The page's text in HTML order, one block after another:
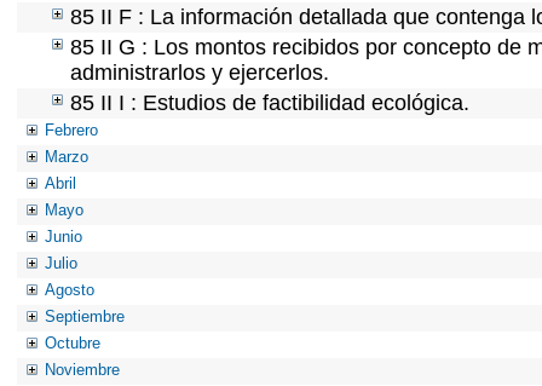
85 II F : La información detallada que contenga
85 II G : Los montos recibidos por concepto de
administrarlos y ejercerlos.
85 II I : Estudios de factibilidad ecológica.
Febrero
Marzo
Abril
Mayo
Junio
Julio
Agosto
Septiembre
Octubre
Noviembre